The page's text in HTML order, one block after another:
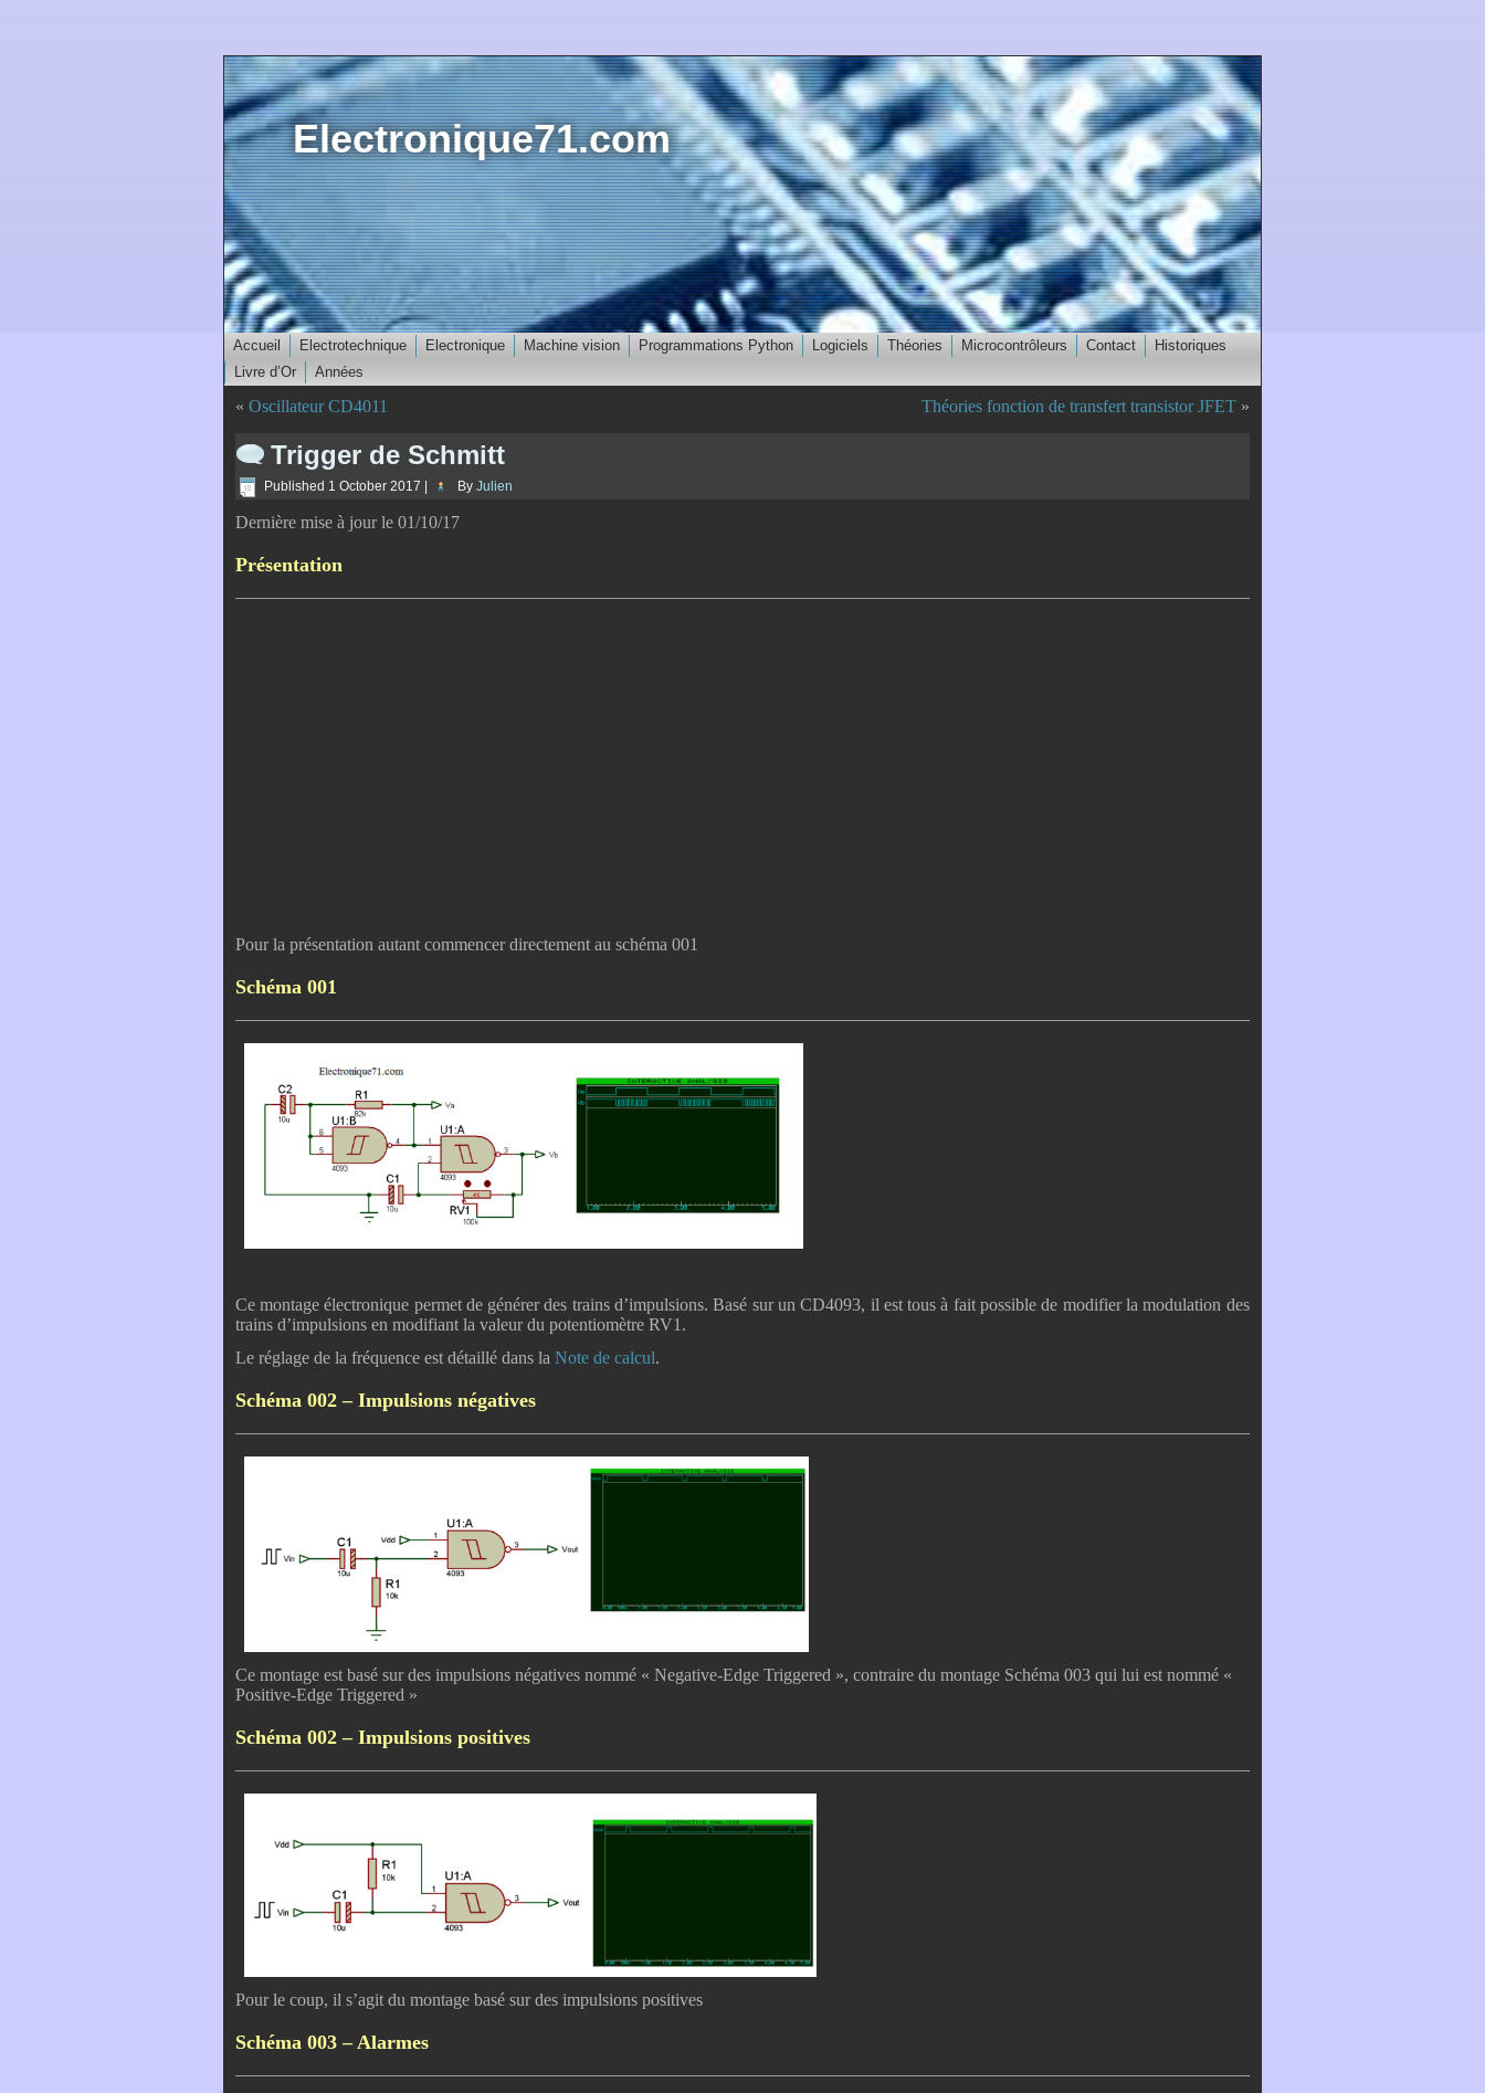
Electronique71.com
Accueil Electrotechnique Electronique Machine vision Programmations Python Logiciels Théories Microcontrôleurs Contact
Historiques
Livre d’Or
Années
« Oscillateur CD4011 Théories fonction de transfert transistor JFET»
Trigger de Schmitt
Published 1 October 2017 By Julien
Dernière mise à jour le 01/10/17
Présentation
Pour la présentation autant commencer directement au schéma 001
Schéma 001
Ce montage électronique permet de générer des trains d’impulsions. Basé sur un CD4093, il est tous à fait possible de modifier la modulation des
trains d’impulsions en modifiant la valeur du potentiomètre RV1.
Le réglage de la fréquence est détaillé dans la Note de calcul.
Schéma 002 – Impulsions négatives
Ce montage est basé sur des impulsions négatives nommé « Negative-Edge Triggered », contraire du montage Schéma 003 qui lui est nommé «
Positive-Edge Triggered »
Schéma 002 – Impulsions positives
Pour le coup, il s’agit du montage basé sur des impulsions positives
Schéma 003 – Alarmes